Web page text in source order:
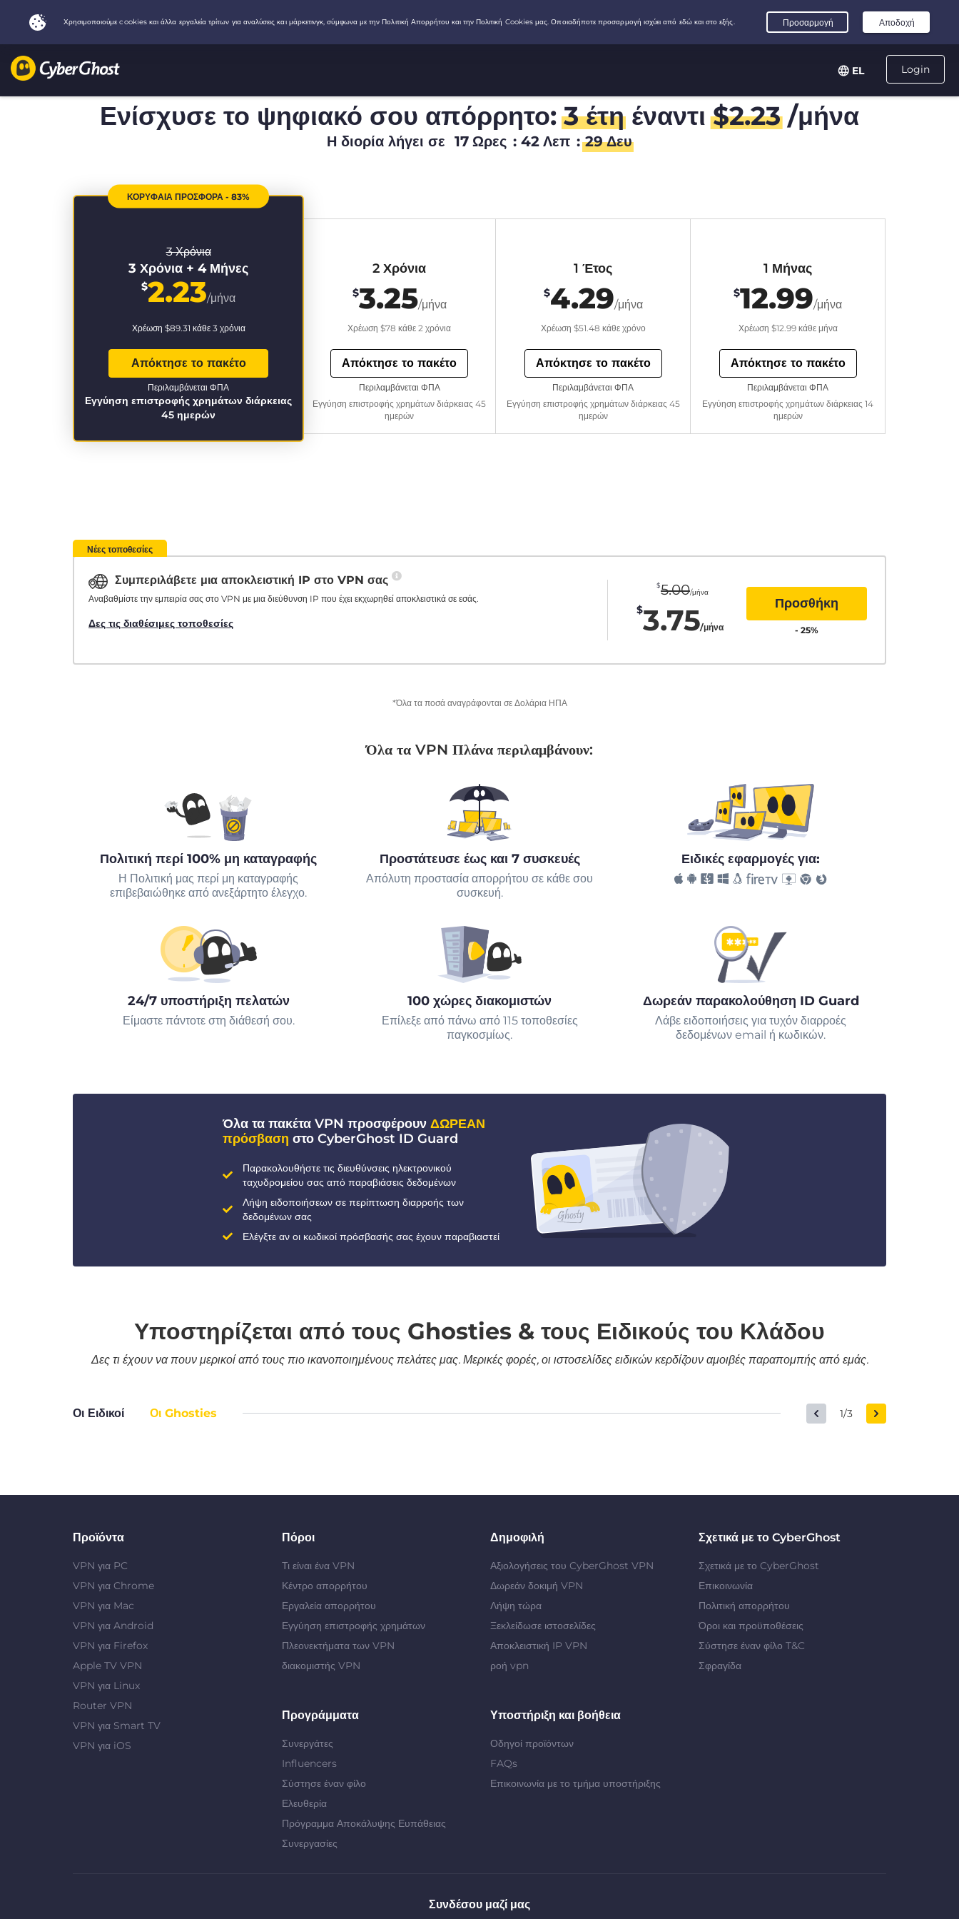
Login
EL
Ενίσχυσε το ψηφιακό σου απόρρητο:3 έτηέναντι$2.23/μήνα
Η διορία λήγει σε 17 Ωρες : 42 Λεπ : 28 Δευ
ΚΟΡΥΦΑΙΑ ΠΡΟΣΦΟΡΑ - 83%
3 Χρόνια
3 Χρόνια + 4 Μήνες
$2.23/μήνα
Χρέωση $89.31 κάθε 3 χρόνια
Απόκτησε το πακέτο
Εγγύηση επιστροφής χρημάτων διάρκειας
45 ημερών
Περιλαμβάνεται ΦΠΑ
2 Χρόνια
$3.25/μήνα
Χρέωση$78 κάθε 2 χρόνια
Απόκτησε το πακέτο
Εγγύηση επιστροφής χρημάτων διάρκειας 45
ημερών
Περιλαμβάνεται ΦΠΑ
1 Έτος
$4.29/μήνα
Χρέωση $51.48 κάθε χρόνο
Απόκτησε το πακέτο
Εγγύηση επιστροφής χρημάτων διάρκειας 45
ημερών
Περιλαμβάνεται ΦΠΑ
1 Μήνας
$12.99/μήνα
Χρέωση $12.99κάθε μήνα
Απόκτησε το πακέτο
Εγγύηση επιστροφής χρημάτων διάρκειας 14
ημερών
Περιλαμβάνεται ΦΠΑ
Νέες τοποθεσίες
Συμπεριλάβετε μια αποκλειστική IP στο VPN σας
Αναβαθμίστε την εμπειρία σας στο VPN με μια διεύθυνση IP που έχει εκχωρηθεί αποκλειστικά σε εσάς.
Δες τις διαθέσιμες τοποθεσίες
$5.00/μήνα
$3.75/μήνα
Προσθήκη
- 25%
*Όλα τα ποσά αναγράφονται σε Δολάρια ΗΠΑ
Όλα τα VPN Πλάνα περιλαμβάνουν:
Πολιτική περί 100% μη καταγραφής
Η Πολιτική μας περί μη καταγραφής
επιβεβαιώθηκε από ανεξάρτητο έλεγχο.
Προστάτευσε έως και 7 συσκευές
Απόλυτη προστασία απορρήτου σε κάθε σου
συσκευή.
Ειδικές εφαρμογές για:
24/7 υποστήριξη πελατών
Είμαστε πάντοτε στη διάθεσή σου.
100 χώρες διακομιστών
Επίλεξε από πάνω από 115 τοποθεσίες
παγκοσμίως.
Δωρεάν παρακολούθηση ID Guard
Λάβε ειδοποιήσεις για τυχόν διαρροές
δεδομένων email ή κωδικών.
Όλα τα πακέτα VPN προσφέρουν ΔΩΡΕΑΝ
πρόσβαση στο CyberGhost ID Guard
Παρακολουθήστε τις διευθύνσεις ηλεκτρονικού
ταχυδρομείου σας από παραβιάσεις δεδομένων
Λήψη ειδοποιήσεων σε περίπτωση διαρροής των
δεδομένων σας
Ελέγξτε αν οι κωδικοί πρόσβασής σας έχουν παραβιαστεί
Υποστηρίζεται από τους Ghosties & τους Ειδικούς του Κλάδου
Δες τι έχουν να πουν μερικοί από τους πιο ικανοποιημένους πελάτες μας. Μερικές φορές, οι ιστοσελίδες ειδικών κερδίζουν αμοιβές παραπομπής από εμάς.
Οι Ειδικοί Οι Ghosties 1/3
Προϊόντα
VPN για PC
VPN για Chrome
VPN για Mac
VPN για Android
VPN για Firefox
Apple TV VPN
VPN για Linux
Router VPN
VPN για Smart TV
VPN για iOS
Πόροι
Τι είναι ένα VPN
Κέντρο απορρήτου
Εργαλεία απορρήτου
Εγγύηση επιστροφής χρημάτων
Πλεονεκτήματα των VPN
διακομιστής VPN
Δημοφιλή
Αξιολογήσεις του CyberGhost VPN
Δωρεάν δοκιμή VPN
Λήψη τώρα
Ξεκλείδωσε ιστοσελίδες
Αποκλειστική IP VPN
ροή vpn
Σχετικά με το CyberGhost
Σχετικά με το CyberGhost
Επικοινωνία
Πολιτική απορρήτου
Όροι και προϋποθέσεις
Σύστησε έναν φίλο T&C
Σφραγίδα
Προγράμματα
Συνεργάτες
Influencers
Σύστησε έναν φίλο
Ελευθερία
Πρόγραμμα Αποκάλυψης Ευπάθειας
Συνεργασίες
Υποστήριξη και βοήθεια
Οδηγοί προϊόντων
FAQs
Επικοινωνία με το τμήμα υποστήριξης
Συνδέσου μαζί μας